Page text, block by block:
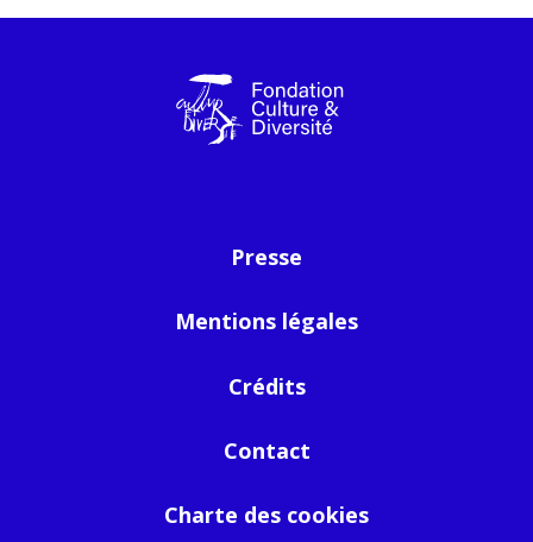
Presse
Mentions légales
Crédits
Contact
Charte des cookies